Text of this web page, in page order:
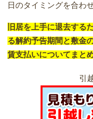
日のタイミングを合わ
旧居を上手に退去する
る解約予告期間と敷金
賃支払いについてまと
引